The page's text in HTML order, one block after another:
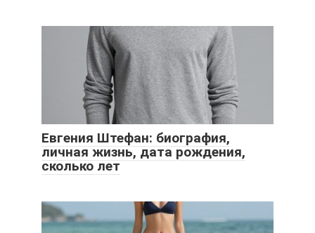
Евгения Штефан: биография,
личная жизнь, дата рождения,
сколько лет